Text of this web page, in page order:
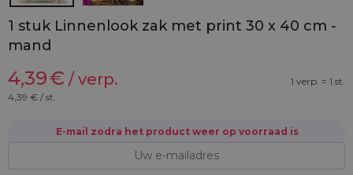
1 stuk Linnenlook zak met print 30 x 40 cm -
mand
4,39€ / verp.
1 verp. = 1 st.
4,39 € / st.
E-mail zodra het product weer op voorraad is